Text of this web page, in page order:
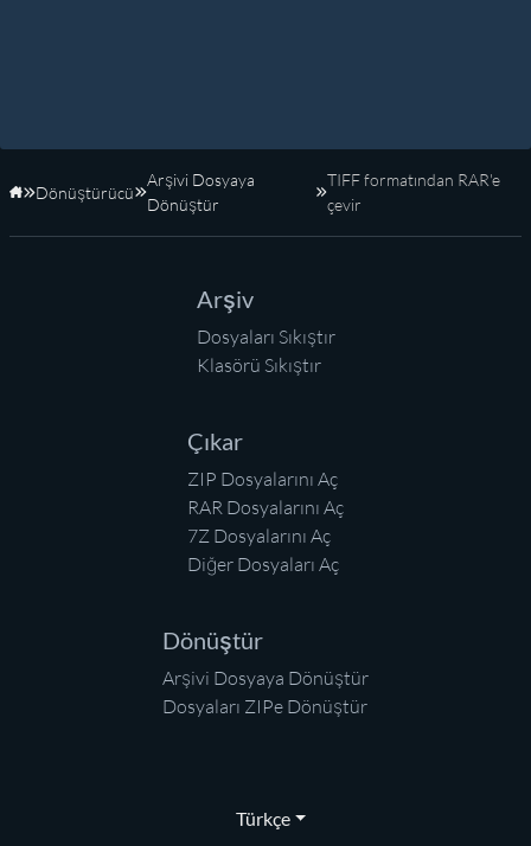
Anasayfa
Dönüştürücü
Arşivi Dosyaya
Dönüştür
TIFF formatından RAR'e
çevir
Arşiv
Dosyaları Sıkıştır
Klasörü Sıkıştır
Çıkar
ZIP Dosyalarını Aç
RAR Dosyalarını Aç
7Z Dosyalarını Aç
Diğer Dosyaları Aç
Dönüştür
Arşivi Dosyaya Dönüştür
Dosyaları ZIPe Dönüştür
Türkçe